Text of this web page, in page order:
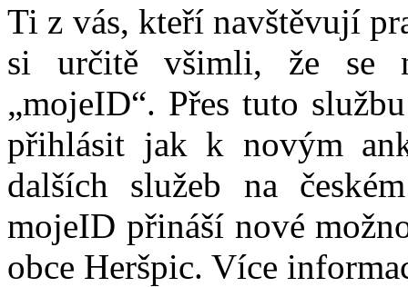
Ti z vás, kteří navštěvují
si určitě všimli, že se
„mojeID“. Přes tuto
přihlásit jak k novým
dalších služeb na
mojeID přináší nové
obce Heršpic. Více